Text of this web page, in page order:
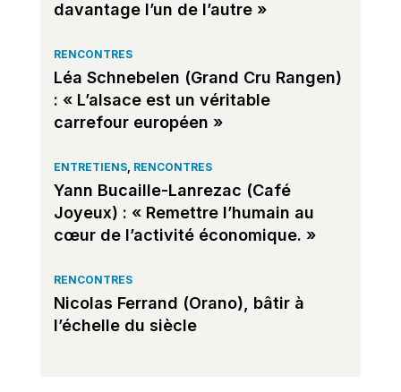
davantage l’un de l’autre »
RENCONTRES
Léa Schnebelen (Grand Cru Rangen)
: « L’alsace est un véritable
carrefour européen »
ENTRETIENS, RENCONTRES
Yann Bucaille-Lanrezac (Café
Joyeux) : « Remettre l’humain au
cœur de l’activité économique. »
RENCONTRES
Nicolas Ferrand (Orano), bâtir à
l’échelle du siècle